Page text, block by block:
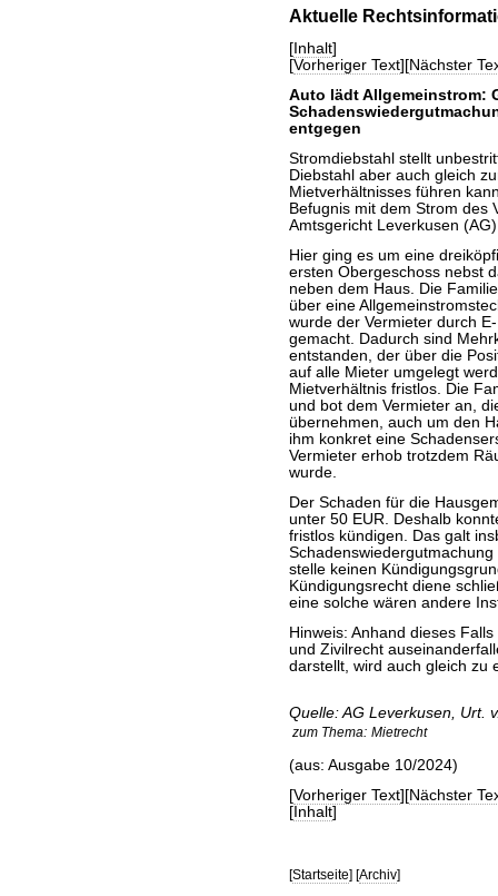
Aktuelle
[Inhalt]
[Vorheriger Text][Nächster
Auto lädt Allgemeinstrom:
entgegen
Stromdiebstahl stellt
Diebstahl aber auch gleich
Mietverhältnisses führen
Befugnis mit dem Strom des
Amtsgericht Leverkusen
Hier ging es um eine
ersten Obergeschoss nebst
neben dem Haus. Die
über eine
wurde der Vermieter durch
gemacht. Dadurch sind
entstanden, der über die
auf alle Mieter umgelegt
Mietverhältnis fristlos. Die
und bot dem Vermieter an,
übernehmen, auch um den
ihm konkret eine
Vermieter erhob trotzdem
wurde.
Der Schaden für die
unter 50 EUR. Deshalb
fristlos kündigen. Das galt
stelle keinen
Kündigungsrecht diene
eine solche wären andere
Hinweis: Anhand dieses
und Zivilrecht
darstellt, wird auch gleich zu
Quelle: AG Leverkusen, Urt.
zum Thema: Mietrecht
(aus: Ausgabe 10/2024)
[Vorheriger Text][Nächster
[Inhalt]
[Startseite] [Archiv]